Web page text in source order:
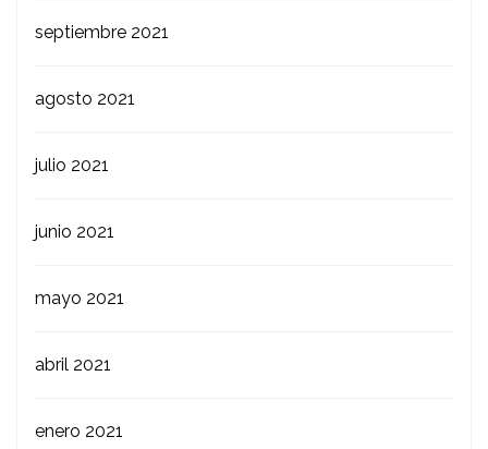
septiembre 2021
agosto 2021
julio 2021
junio 2021
mayo 2021
abril 2021
enero 2021